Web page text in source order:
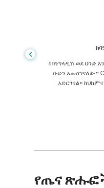
ከባንግላዲሽ ወደ ህንድ
ቡድን አመሰግናለው።
አድርገናል።
የጤና